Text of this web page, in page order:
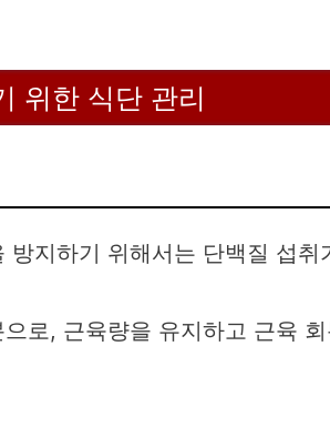
위한 식단 관리
방지하기 위해서는 단백질 섭취
로, 근육량을 유지하고 근육